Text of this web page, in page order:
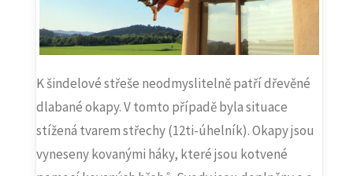
K šindelové střeše neodmyslitelně patří dřevěné
dlabané okapy. V tomto případě byla situace
stížená tvarem střechy (12ti-úhelník). Okapy jsou
vyneseny kovanými háky, které jsou kotvené